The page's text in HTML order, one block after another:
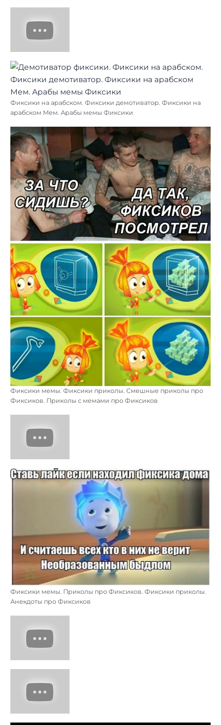
Фиксики на арабском. Фиксики демотиватор. Фиксики на
арабском Мем. Арабы мемы Фиксики
Фиксики мемы. Фиксики приколы. Смешные приколы про
Фиксиков. Приколы с мемами про Фиксиков
Фиксики мемы. Приколы про Фиксиков. Фиксики приколы.
Анекдоты про Фиксиков